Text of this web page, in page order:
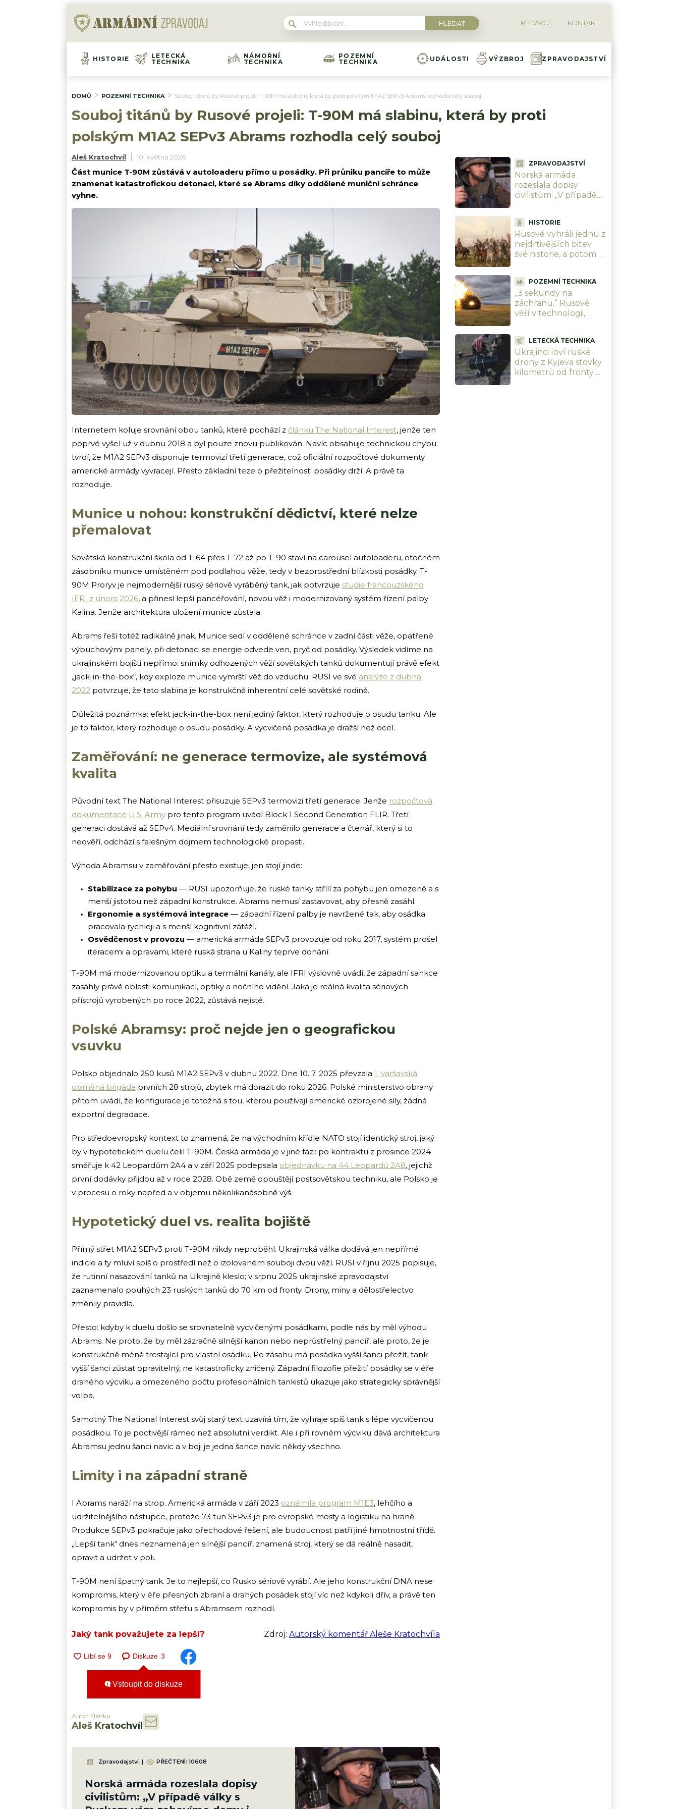
REDAKCE KONTAKT
HISTORIE
LETECKÁ
TECHNIKA
NÁMOŘNÍ
TECHNIKA
POZEMNÍ
TECHNIKA
UDÁLOSTI VÝZBROJ ZPRAVODAJSTVÍ
DOMŮ POZEMNÍ TECHNIKA Souboj titánů by Rusové projeli: T-90M má slabinu, která by proti polským M1A2 SEPv3 Abrams rozhodla celý souboj
Souboj titánů by Rusové projeli: T-90M má slabinu, která by proti
polským M1A2 SEPv3 Abrams rozhodla celý souboj
Aleš Kratochvíl 10. května 2026
Část munice T-90M zůstává v autoloaderu přímo u posádky. Při průniku pancíře to může
znamenat katastrofickou detonaci, které se Abrams díky oddělené muniční schránce
vyhne.
i
Internetem koluje srovnání obou tanků, které pochází z článku The National Interest, jenže ten
poprvé vyšel už v dubnu 2018 a byl pouze znovu publikován. Navíc obsahuje technickou chybu:
tvrdí, že M1A2 SEPv3 disponuje termovizí třetí generace, což oficiální rozpočtové dokumenty
americké armády vyvracejí. Přesto základní teze o přežitelnosti posádky drží. A právě ta
rozhoduje.
Munice u nohou: konstrukční dědictví, které nelze
přemalovat
Sovětská konstrukční škola od T-64 přes T-72 až po T-90 staví na carousel autoloaderu, otočném
zásobníku munice umístěném pod podlahou věže, tedy v bezprostřední blízkosti posádky. T-
90M Proryv je nejmodernější ruský sériově vyráběný tank, jak potvrzuje studie francouzského
IFRI z února 2026, a přinesl lepší pancéřování, novou věž i modernizovaný systém řízení palby
Kalina. Jenže architektura uložení munice zůstala.
Abrams řeší totéž radikálně jinak. Munice sedí v oddělené schránce v zadní části věže, opatřené
výbuchovými panely, při detonaci se energie odvede ven, pryč od posádky. Výsledek vidíme na
ukrajinském bojišti nepřímo: snímky odhozených věží sovětských tanků dokumentují právě efekt
„jack-in-the-box“, kdy exploze munice vymrští věž do vzduchu. RUSI ve své analýze z dubna
2022 potvrzuje, že tato slabina je konstrukčně inherentní celé sovětské rodině.
Důležitá poznámka: efekt jack-in-the-box není jediný faktor, který rozhoduje o osudu tanku. Ale
je to faktor, který rozhoduje o osudu posádky. A vycvičená posádka je dražší než ocel.
Zaměřování: ne generace termovize, ale systémová
kvalita
Původní text The National Interest přisuzuje SEPv3 termovizi třetí generace. Jenže rozpočtová
dokumentace U.S. Army pro tento program uvádí Block 1 Second Generation FLIR. Třetí
generaci dostává až SEPv4. Mediální srovnání tedy zaměnilo generace a čtenář, který si to
neověří, odchází s falešným dojmem technologické propasti.
Výhoda Abramsu v zaměřování přesto existuje, jen stojí jinde:
Stabilizace za pohybu — RUSI upozorňuje, že ruské tanky střílí za pohybu jen omezeně a s
menší jistotou než západní konstrukce. Abrams nemusí zastavovat, aby přesně zasáhl.
Ergonomie a systémová integrace — západní řízení palby je navržené tak, aby osádka
pracovala rychleji a s menší kognitivní zátěží.
Osvědčenost v provozu — americká armáda SEPv3 provozuje od roku 2017, systém prošel
iteracemi a opravami, které ruská strana u Kaliny teprve dohání.
T-90M má modernizovanou optiku a termální kanály, ale IFRI výslovně uvádí, že západní sankce
zasáhly právě oblasti komunikací, optiky a nočního vidění. Jaká je reálná kvalita sériových
přístrojů vyrobených po roce 2022, zůstává nejisté.
Polské Abramsy: proč nejde jen o geografickou
vsuvku
Polsko objednalo 250 kusů M1A2 SEPv3 v dubnu 2022. Dne 10. 7. 2025 převzala 1. varšavská
obrněná brigáda prvních 28 strojů, zbytek má dorazit do roku 2026. Polské ministerstvo obrany
přitom uvádí, že konfigurace je totožná s tou, kterou používají americké ozbrojené síly, žádná
exportní degradace.
Pro středoevropský kontext to znamená, že na východním křídle NATO stojí identický stroj, jaký
by v hypotetickém duelu čelil T-90M. Česká armáda je v jiné fázi: po kontraktu z prosince 2024
směřuje k 42 Leopardům 2A4 a v září 2025 podepsala objednávku na 44 Leopardů 2A8, jejichž
první dodávky přijdou až v roce 2028. Obě země opouštějí postsovětskou techniku, ale Polsko je
v procesu o roky napřed a v objemu několikanásobně výš.
Hypotetický duel vs. realita bojiště
Přímý střet M1A2 SEPv3 proti T-90M nikdy neproběhl. Ukrajinská válka dodává jen nepřímé
indicie a ty mluví spíš o prostředí než o izolovaném souboji dvou věží. RUSI v říjnu 2025 popisuje,
že rutinní nasazování tanků na Ukrajině kleslo; v srpnu 2025 ukrajinské zpravodajství
zaznamenalo pouhých 23 ruských tanků do 70 km od fronty. Drony, miny a dělostřelectvo
změnily pravidla.
Přesto: kdyby k duelu došlo se srovnatelně vycvičenými posádkami, podle nás by měl výhodu
Abrams. Ne proto, že by měl zázračně silnější kanon nebo neprůstřelný pancíř, ale proto, že je
konstrukčně méně trestající pro vlastní osádku. Po zásahu má posádka vyšší šanci přežít, tank
vyšší šanci zůstat opravitelný, ne katastroficky zničený. Západní filozofie přežití posádky se v éře
drahého výcviku a omezeného počtu profesionálních tankistů ukazuje jako strategicky správnější
volba.
Samotný The National Interest svůj starý text uzavírá tím, že vyhraje spíš tank s lépe vycvičenou
posádkou. To je poctivější rámec než absolutní verdikt. Ale i při rovném výcviku dává architektura
Abramsu jednu šanci navíc a v boji je jedna šance navíc někdy všechno.
Limity i na západní straně
I Abrams naráží na strop. Americká armáda v září 2023 oznámila program M1E3, lehčího a
udržitelnějšího nástupce, protože 73 tun SEPv3 je pro evropské mosty a logistiku na hraně.
Produkce SEPv3 pokračuje jako přechodové řešení, ale budoucnost patří jiné hmotnostní třídě.
„Lepší tank“ dnes neznamená jen silnější pancíř, znamená stroj, který se dá reálně nasadit,
opravit a udržet v poli.
T-90M není špatný tank. Je to nejlepší, co Rusko sériově vyrábí. Ale jeho konstrukční DNA nese
kompromis, který v éře přesných zbraní a drahých posádek stojí víc než kdykoli dřív, a právě ten
kompromis by v přímém střetu s Abramsem rozhodl.
Jaký tank považujete za lepší? Zdroj: Autorský komentář Aleše Kratochvíla
Diskuze 3
Vstoupit do diskuze
Autor článku
Aleš Kratochvíl
Zpravodajství | PŘEČTENÍ: 10608
Norská armáda rozeslala dopisy
civilistům: „V případě války s
ZPRAVODAJSTVÍ
Norská armáda
rozeslala dopisy
civilistům: „V případě
auta.“ Nejhorší krize
od roku 1945
HISTORIE
Rusové vyhráli jednu z
nejdrtivějších bitev
své historie, a potom o
POZEMNÍ TECHNIKA
„3 sekundy na
záchranu.“ Rusové
věří v technologii,
sestřelí dříve, než ho
vojáci uvidí
LETECKÁ TECHNIKA
Ukrajinci loví ruské
drony z Kyjeva stovky
kilometrů od fronty.